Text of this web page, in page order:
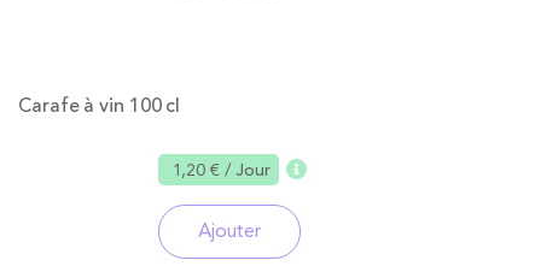
Carafe à vin 100 cl
1,20 €/ Jour
Ajouter